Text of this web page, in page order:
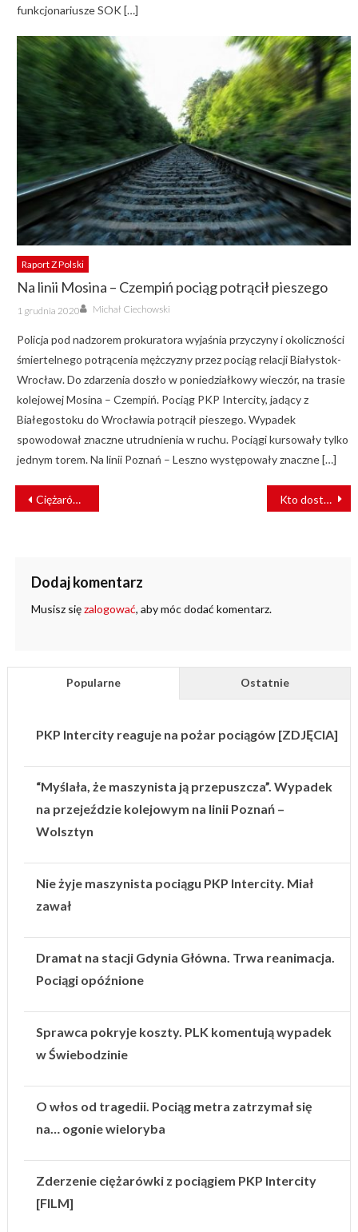
funkcjonariusze SOK […]
Raport Z Polski
Na linii Mosina – Czempiń pociąg potrącił pieszego
Posted
on
1 grudnia 2020 Author
Michał Ciechowski
Policja pod nadzorem prokuratora wyjaśnia przyczyny i okoliczności
śmiertelnego potrącenia mężczyzny przez pociąg relacji Białystok-
Wrocław. Do zdarzenia doszło w poniedziałkowy wieczór, na trasie
kolejowej Mosina – Czempiń. Pociąg PKP Intercity, jadący z
Białegostoku do Wrocławia potrącił pieszego. Wypadek
spowodował znaczne utrudnienia w ruchu. Pociągi kursowały tylko
jednym torem. Na linii Poznań – Leszno występowały znaczne […]
NAWIGACJA
WPISU
Ciężarówka uszkodziła zabytkowy wiadukt kolejowy Kto dostarczy nowe tramwaje do Ostravy? DPO ogłasza przetarg
Dodaj komentarz
Musisz sięzalogować, aby móc dodać komentarz.
Popularne Ostatnie
PKP Intercity reaguje na pożar pociągów [ZDJĘCIA]
“Myślała, że maszynista ją przepuszcza”. Wypadek
na przejeździe kolejowym na linii Poznań –
Wolsztyn
Nie żyje maszynista pociągu PKP Intercity. Miał
zawał
Dramat na stacji Gdynia Główna. Trwa reanimacja.
Pociągi opóźnione
Sprawca pokryje koszty. PLK komentują wypadek
w Świebodzinie
O włos od tragedii. Pociąg metra zatrzymał się
na… ogonie wieloryba
Zderzenie ciężarówki z pociągiem PKP Intercity
[FILM]